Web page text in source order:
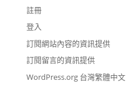
註冊
登入
訂閱網站內容的資訊提供
訂閱留言的資訊提供
WordPress.org 台灣繁體中文